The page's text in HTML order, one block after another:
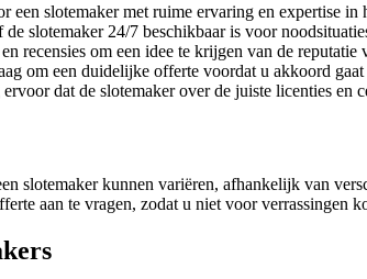
een slotemaker met ruime ervaring en expertise in
slotemaker 24/7 beschikbaar is voor
recensies om een idee te krijgen van de reputatie
om een duidelijke offerte voordat u akkoord gaat
dat de slotemaker over de juiste licenties
slotemaker kunnen variëren, afhankelijk van
aan te vragen, zodat u niet voor verrassingen